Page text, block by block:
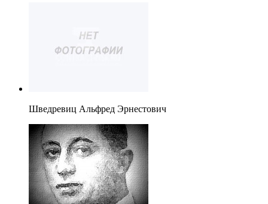
Шведревиц Альфред Эрнестович